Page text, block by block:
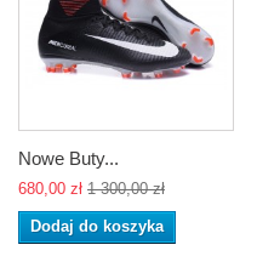
Nowe Buty...
680,00 zł 1 300,00 zł
Dodaj do koszyka